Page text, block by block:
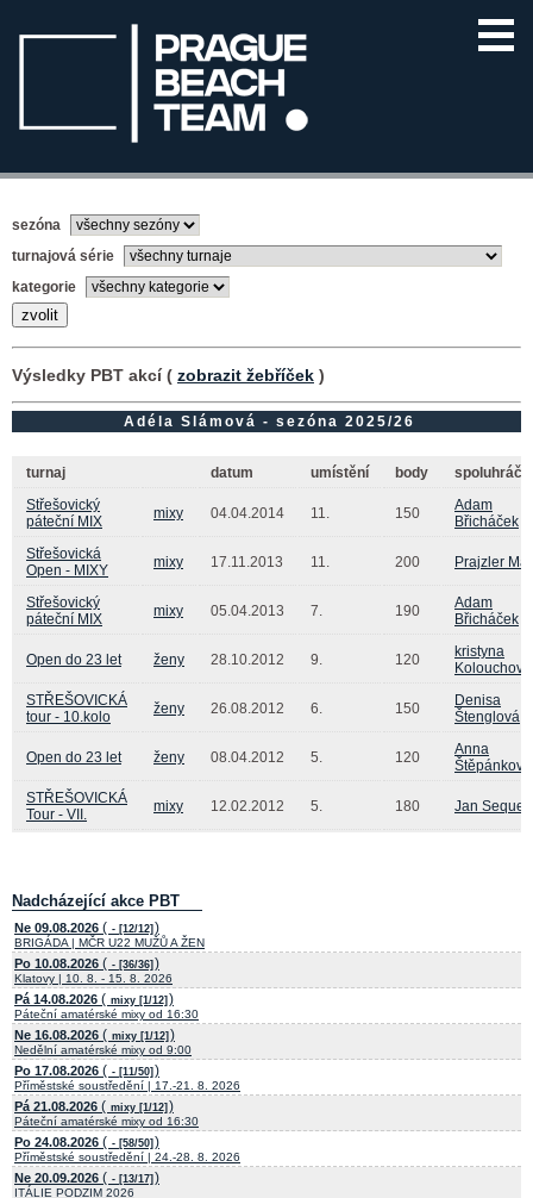
sezóna
turnajová série
kategorie
Výsledky PBT akcí ( zobrazit žebříček )
Adéla Slámová - sezóna 2025/26
turnaj datum umístění body
Střešovický
páteční MIX
mixy 04.04.2014 11. 150
Adam
Břicháček
Střešovická
Open - MIXY
mixy 17.11.2013 11. 200 Prajzler
Střešovický
páteční MIX
mixy 05.04.2013 7. 190
Adam
Břicháček
Open do 23 let ženy 28.10.2012 9. 120
kristyna
Kolouchová
STŘEŠOVICKÁ
tour - 10.kolo
ženy 26.08.2012 6. 150
Denisa
Štenglová
Open do 23 let ženy 08.04.2012 5. 120
Anna
Štěpánková
STŘEŠOVICKÁ
Tour - VII.
mixy 12.02.2012 5. 180 Jan
Nadcházející akce PBT
Ne 09.08.2026 ( - [12/12] )
BRIGÁDA | MČR U22 MUŽŮ A ŽEN
Po 10.08.2026 ( - [36/36] )
Klatovy | 10. 8. - 15. 8. 2026
Pá 14.08.2026 ( mixy [1/12] )
Páteční amatérské mixy od 16:30
Ne 16.08.2026 ( mixy [1/12] )
Nedělní amatérské mixy od 9:00
Po 17.08.2026 ( - [11/50] )
Příměstské soustředění | 17.-21. 8. 2026
Pá 21.08.2026 ( mixy [1/12] )
Páteční amatérské mixy od 16:30
Po 24.08.2026 ( - [58/50] )
Příměstské soustředění | 24.-28. 8. 2026
Ne 20.09.2026 ( - [13/17] )
ITÁLIE PODZIM 2026